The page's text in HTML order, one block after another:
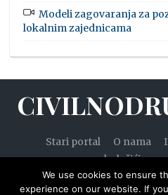
Modeli zagovaranja za
lokalnim zajednicama
Stari portal O nama
kolačićima
We use cookies to ensure
experience on our website. If